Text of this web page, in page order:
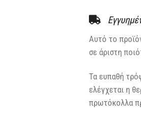
Αυτό το
σε άριστη
Τα ευπαθή
ελέγχεται η
πρωτόκολλα